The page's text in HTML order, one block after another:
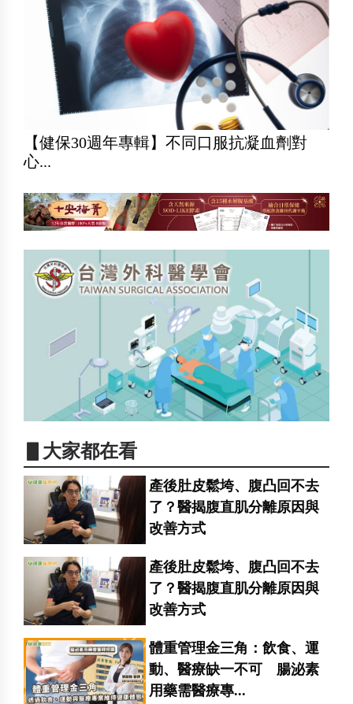
【健保30週年專輯】不同口服抗凝血劑對
心...
▋大家都在看
產後肚皮鬆垮、腹凸回不去
了？醫揭腹直肌分離原因與
改善方式
產後肚皮鬆垮、腹凸回不去
了？醫揭腹直肌分離原因與
改善方式
體重管理金三角：飲食、運
動、醫療缺一不可 腸泌素
用藥需醫療專...